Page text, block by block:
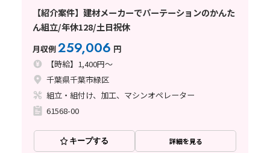
【紹介案件】建材メーカーでパーテーションのかんた
ん組立/年休128/土日祝休
月収例259,006 円
【時給】1,400円～
千葉県千葉市緑区
組立・組付け、加工、マシンオペレーター
61568-00
キープする 詳細を見る